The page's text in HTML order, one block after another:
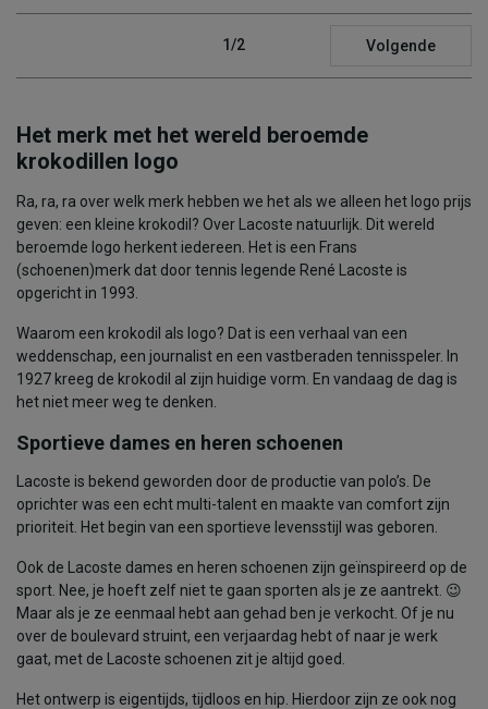
1/2 Volgende
Het merk met het wereld beroemde
krokodillen logo
Ra, ra, ra over welk merk hebben we het als we alleen het logo prijs
geven: een kleine krokodil? Over Lacoste natuurlijk. Dit wereld
beroemde logo herkent iedereen. Het is een Frans
(schoenen)merk dat door tennis legende René Lacoste is
opgericht in 1993.
Waarom een krokodil als logo? Dat is een verhaal van een
weddenschap, een journalist en een vastberaden tennisspeler. In
1927 kreeg de krokodil al zijn huidige vorm. En vandaag de dag is
het niet meer weg te denken.
Sportieve dames en heren schoenen
Lacoste is bekend geworden door de productie van polo’s. De
oprichter was een echt multi-talent en maakte van comfort zijn
prioriteit. Het begin van een sportieve levensstijl was geboren.
Ook de Lacoste dames en heren schoenen zijn geïnspireerd op de
sport. Nee, je hoeft zelf niet te gaan sporten als je ze aantrekt. 😉
Maar als je ze eenmaal hebt aan gehad ben je verkocht. Of je nu
over de boulevard struint, een verjaardag hebt of naar je werk
gaat, met de Lacoste schoenen zit je altijd goed.
Het ontwerp is eigentijds, tijdloos en hip. Hierdoor zijn ze ook nog